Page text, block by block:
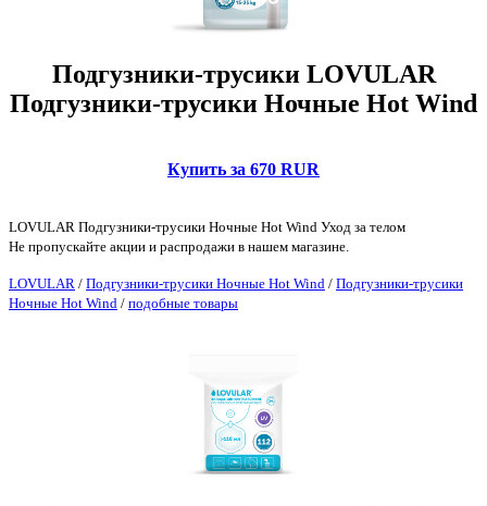
Подгузники-трусики LOVULAR
Подгузники-трусики Ночные Hot Wind
Купить за 670 RUR
LOVULAR Подгузники-трусики Ночные Hot Wind Уход за телом
Не пропускайте акции и распродажи в нашем магазине.
LOVULAR / Подгузники-трусики Ночные Hot Wind / Подгузники-трусики
Ночные Hot Wind / подобные товары